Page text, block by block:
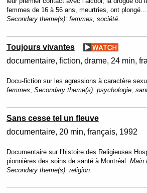
femmes de 16 à 56 ans, meurtries, ont plongé…
Secondary theme(s): femmes, société.
Toujours vivantes
documentaire, fiction drame 24 min
Docu-fiction sur les agressions à caractère
femmes Secondary theme(s): psychologie,
Sans cesse tel un fleuve
documentaire 20 min français 1992
Documentaire sur l’histoire des Religieuses
pionnières des soins de santé à Montréal. Main
Secondary theme(s): religion.